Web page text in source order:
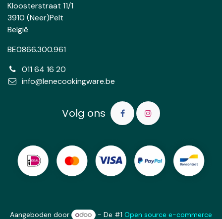
Kloosterstraat 11/1
3910 (Neer)Pelt
België
BE0866.300.961
011 64 16 20
info@lenecookingware.be
Volg ons
Aangeboden door - De #1 Open source e-commerce